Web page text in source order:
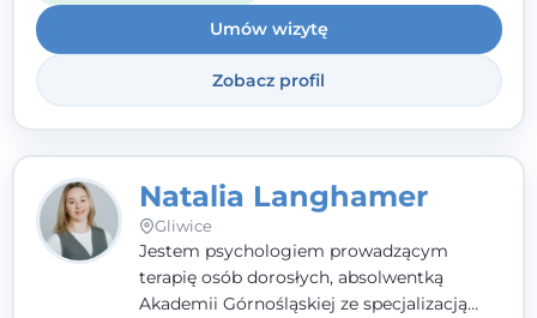
Umów wizytę
Zobacz profil
Natalia Langhamer
Gliwice
Jestem psychologiem prowadzącym
terapię osób dorosłych, absolwentką
Akademii Górnośląskiej ze specjalizacją